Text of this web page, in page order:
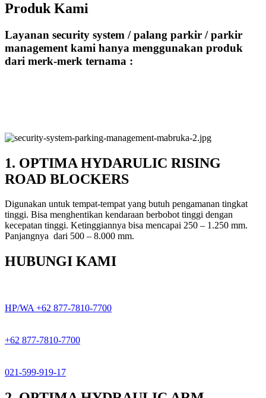
Produk Kami
Layanan security system / palang parkir / parkir
management kami hanya menggunakan produk
dari merk-merk ternama :
1. OPTIMA HYDARULIC RISING
ROAD BLOCKERS
Digunakan untuk tempat-tempat yang butuh pengamanan tingkat
tinggi. Bisa menghentikan kendaraan berbobot tinggi dengan
kecepatan tinggi. Ketinggiannya bisa mencapai 250 – 1.250 mm.
Panjangnya dari 500 – 8.000 mm.
HUBUNGI KAMI
HP/WA +62 877-7810-7700
+62 877-7810-7700
021-599-919-17